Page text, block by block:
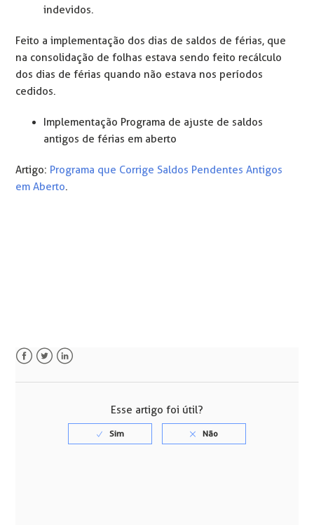
indevidos.
Feito a implementação dos dias de saldos de férias, que
na consolidação de folhas estava sendo feito recálculo
dos dias de férias quando não estava nos períodos
cedidos.
Implementação Programa de ajuste de saldos
antigos de férias em aberto
Artigo: Programa que Corrige Saldos Pendentes Antigos
em Aberto.
Esse artigo foi útil?